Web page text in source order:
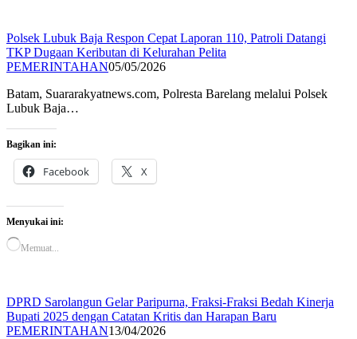
Polsek Lubuk Baja Respon Cepat Laporan 110, Patroli Datangi
TKP Dugaan Keributan di Kelurahan Pelita
PEMERINTAHAN05/05/2026
Batam, Suararakyatnews.com, Polresta Barelang melalui Polsek
Lubuk Baja…
Bagikan ini:
Facebook X
Menyukai ini:
Memuat...
DPRD Sarolangun Gelar Paripurna, Fraksi-Fraksi Bedah Kinerja
Bupati 2025 dengan Catatan Kritis dan Harapan Baru
PEMERINTAHAN13/04/2026